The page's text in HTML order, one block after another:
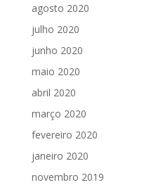
agosto 2020
julho 2020
junho 2020
maio 2020
abril 2020
março 2020
fevereiro 2020
janeiro 2020
novembro 2019